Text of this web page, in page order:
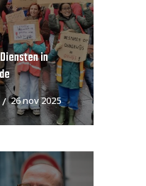
in
26 nov 2025